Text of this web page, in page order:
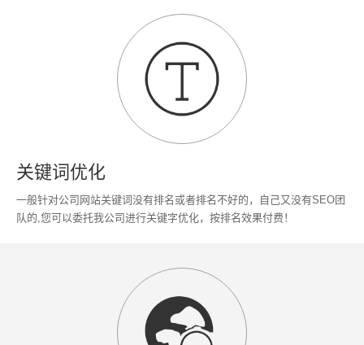
关键词优化
一般针对公司网站关键词没有排名或者排名不好的，自己又没有SEO团
队的,您可以委托我公司进行关键字优化，按排名效果付费！